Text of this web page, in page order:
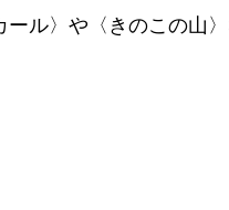
ル〉や〈きのこの山